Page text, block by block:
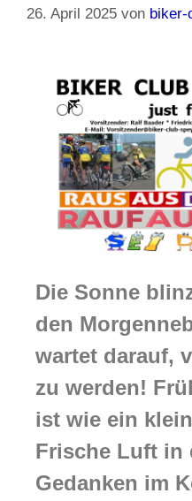
26. April 2025 von biker-
Die Sonne
den
wartet darauf,
zu werden!
ist wie ein
Frische Luft in
Gedanken im